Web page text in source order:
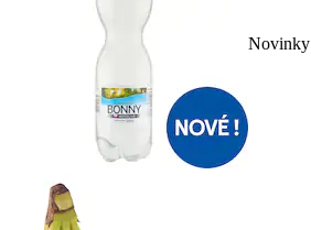
Novinky